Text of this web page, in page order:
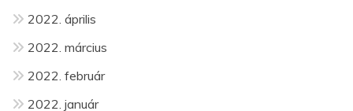
2022. április
2022. március
2022. február
2022. január